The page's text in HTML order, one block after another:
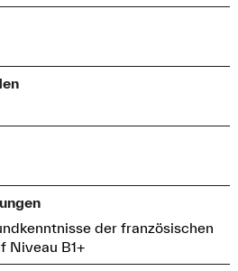
der französischen
Niveau B1+